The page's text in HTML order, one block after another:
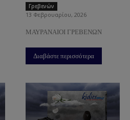
Γρεβενών
13 Φεβρουαρίου, 2026
ΜΑΥΡΑΝΑΙΟΙ ΓΡΕΒΕΝΩΝ
Διαβάστε περισσότερα